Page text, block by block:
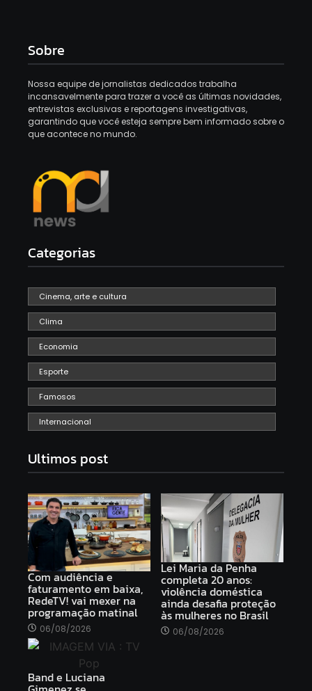
Sobre
Nossa equipe de jornalistas dedicados trabalha
incansavelmente para trazer a você as últimas novidades,
entrevistas exclusivas e reportagens investigativas,
garantindo que você esteja sempre bem informado sobre o
que acontece no mundo.
Categorias
Cinema, arte e cultura
Clima
Economia
Esporte
Famosos
Internacional
Ultimos post
Com audiência e
faturamento em baixa,
RedeTV! vai mexer na
programação matinal
06/08/2026
Lei Maria da Penha
completa 20 anos:
violência doméstica
ainda desafia proteção
às mulheres no Brasil
06/08/2026
Band e Luciana